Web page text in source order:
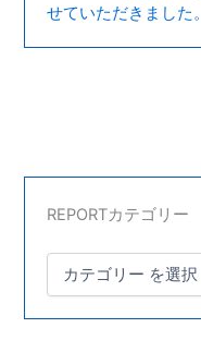
せていただきました。
REPORTカテゴリー